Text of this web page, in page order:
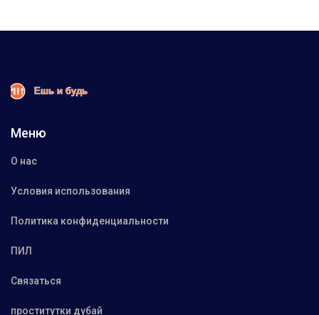
Меню
О нас
Условия использования
Политика конфиденциальности
ПИЛ
Связаться
проститутки дубай